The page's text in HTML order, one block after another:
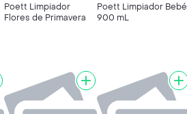
Poett Limpiador
Flores de Primavera
Poett Limpiador Bebé
900 mL